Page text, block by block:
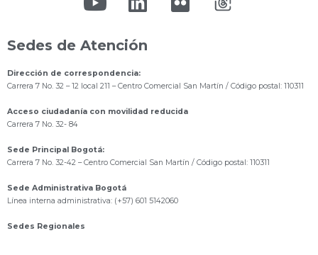
Sedes de Atención
Dirección de correspondencia:
Carrera 7 No. 32 – 12 local 211 – Centro Comercial San Martín / Código postal: 110311
Acceso ciudadanía con movilidad reducida
Carrera 7 No. 32- 84
Sede Principal Bogotá:
Carrera 7 No. 32-42 – Centro Comercial San Martín / Código postal: 110311
Sede Administrativa Bogotá
Línea interna administrativa: (+57) 601 5142060
Sedes Regionales